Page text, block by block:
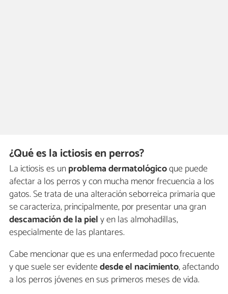
¿Qué es la ictiosis en perros?
La ictiosis es unproblema dermatológicoque puede
afectar a los perros y con mucha menor frecuencia a los
gatos. Se trata de una alteración seborreica primaria que
se caracteriza, principalmente, por presentar una gran
descamación de la piely en las almohadillas,
especialmente de las plantares.
Cabe mencionar que es una enfermedad poco frecuente
y que suele ser evidentedesde el nacimiento, afectando
a los perros jóvenes en sus primeros meses de vida.